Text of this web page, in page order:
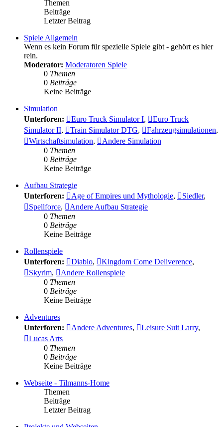
Themen
Beiträge
Letzter Beitrag
Spiele Allgemein
Wenn es kein Forum für spezielle Spiele gibt - gehört es hier
rein.
Moderator: Moderatoren Spiele
0 Themen
0 Beiträge
Keine Beiträge
Simulation
Unterforen:
Euro Truck Simulator I,
Euro Truck
Simulator II, Train Simulator DTG, Fahrzeugsimulationen,
Wirtschaftsimulation,
Andere Simulation
0 Themen
0 Beiträge
Keine Beiträge
Aufbau Strategie
Unterforen:
Age of Empires und Mythologie, Siedler,
Spellforce,
Andere Aufbau Strategie
0 Themen
0 Beiträge
Keine Beiträge
Rollenspiele
Unterforen:
Diablo, Kingdom Come Deliverence,
Skyrim,
Andere Rollenspiele
0 Themen
0 Beiträge
Keine Beiträge
Adventures
Unterforen:
Andere Adventures, Leisure Suit Larry,
Lucas Arts
0 Themen
0 Beiträge
Keine Beiträge
Webseite - Tilmanns-Home
Themen
Beiträge
Letzter Beitrag